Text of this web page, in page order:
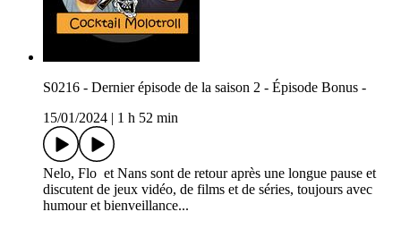
S0216 - Dernier épisode de la saison 2 - Épisode Bonus -
15/01/2024
1 h 52 min
Nelo, Flo et Nans sont de retour après une longue pause et
discutent de jeux vidéo, de films et de séries, toujours avec
humour et bienveillance...